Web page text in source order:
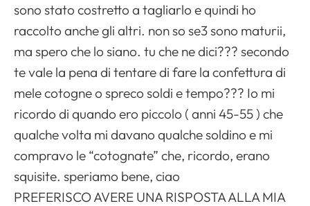
sono stato costretto a tagliarlo e quindi ho
raccolto anche gli altri. non so se3 sono maturii,
ma spero che lo siano. tu che ne dici??? secondo
te vale la pena di tentare di fare la confettura di
mele cotogne o spreco soldi e tempo??? Io mi
ricordo di quando ero piccolo ( anni 45-55 ) che
qualche volta mi davano qualche soldino e mi
compravo le “cotognate” che, ricordo, erano
squisite. speriamo bene, ciao
PREFERISCO AVERE UNA RISPOSTA ALLA MIA